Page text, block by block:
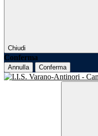
Chiudi
Conferma
Annulla Conferma